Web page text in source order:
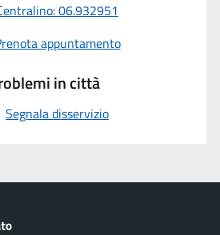
06.932951
appuntamento
in città
Segnala disservizio